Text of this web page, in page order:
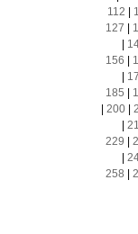
112
127
156
185
200|
229
258